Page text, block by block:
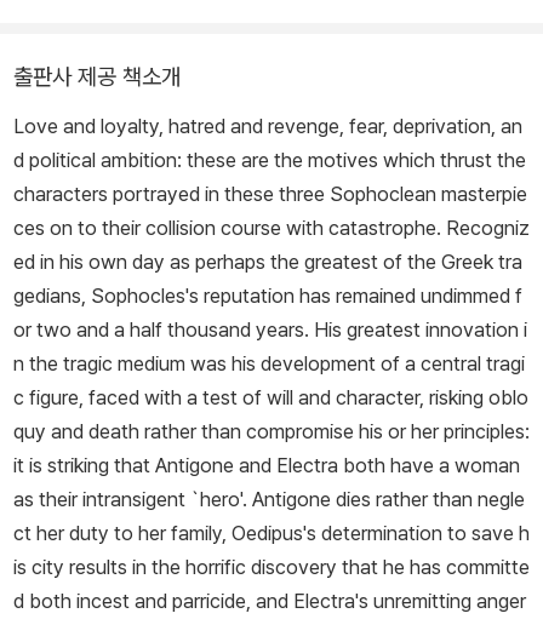
도 깊은 고전 연구뿐만 아니라 유쾌한 강연 스타일로도 인기가 높은
데, TV와 라디오 등 다양한 언론 매체에 활발히 출연하고 있으며 영
국 국립극장, 셰익스피어 글로브, 왕립 셰익스피어 컴퍼니, 뉴캐슬의
라이브 극장 등에서 고전 연극 자문을 맡았다. 《Introducing the An
cient Greeks》 《The Return of Ulysses: a Cultural History o
f Homer’s Odyssey》 《Adventures with Iphigenia in Tauris: A
Cultural History of Euripides》 등 비롯해 그리스 철학과 인문, 문
학과 역사, 비평과 수사학 등을 주제로 한 다양한 책을 집필했다. 아리
스토텔레스뿐만 아니라 헤로도토스와 크세노폰, 플루타르크, 투키디
데스 등 주요 그리스 철학자들에 대한 전문가이기도 하다. 현재 영국
케임브리지셔에서 살고 있다.
출판사 제공 책소개
Love and loyalty, hatred and revenge, fear, deprivation, an
d political ambition: these are the motives which thrust the
characters portrayed in these three Sophoclean masterpie
ces on to their collision course with catastrophe. Recogniz
ed in his own day as perhaps the greatest of the Greek tra
gedians, Sophocles's reputation has remained undimmed f
or two and a half thousand years. His greatest innovation i
n the tragic medium was his development of a central tragi
c figure, faced with a test of will and character, risking oblo
quy and death rather than compromise his or her principles:
it is striking that Antigone and Electra both have a woman
as their intransigent `hero'. Antigone dies rather than negle
ct her duty to her family, Oedipus's determination to save h
is city results in the horrific discovery that he has committe
d both incest and parricide, and Electra's unremitting anger